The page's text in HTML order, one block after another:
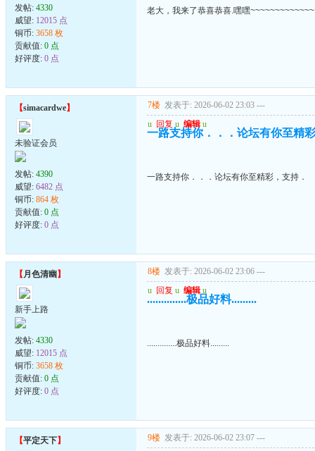
发帖: 4330
威望: 12015 点
铜币: 3658 枚
贡献值: 0 点
好评度: 0 点
老大，我来了恭喜恭喜.嘿嘿~~~~~~~~~~~~~
【simacardwe】
未验证会员
发帖: 4390
威望: 6482 点
铜币: 864 枚
贡献值: 0 点
好评度: 0 点
7楼 发表于: 2026-06-02 23:03 ---
u 回复 u 编辑 u
一路支持你．．．论坛有你至精
一路支持你．．．论坛有你至精彩，支持．
【月色清幽 】
新手上路
发帖: 4330
威望: 12015 点
铜币: 3658 枚
贡献值: 0 点
好评度: 0 点
8楼 发表于: 2026-06-02 23:06 ---
u 回复 u 编辑 u
..............极品好料.........
..............极品好料.........
【平定天下】 9楼 发表于: 2026-06-02 23:07 ---